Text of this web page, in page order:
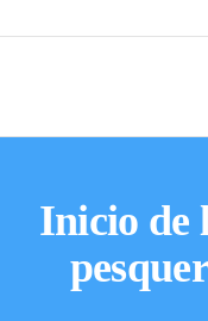
Inicio de